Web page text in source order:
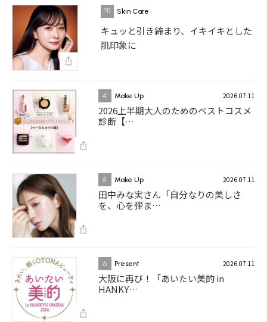
Skin Care
キュッと引き締まり、イキイキとした
肌印象に
4 Make Up 2026.07.11
2026上半期大人のためのベストコスメ
診断【…
5 Make Up 2026.07.11
田中みな実さん「自分なりの美しさ
を、心を弾ま…
6 Present 2026.07.11
大阪に再び！「あいたい美的 in
HANKY…